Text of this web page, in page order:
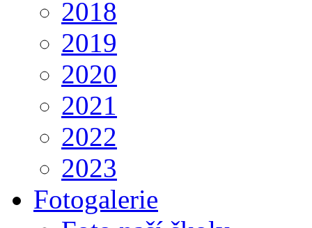
2018
2019
2020
2021
2022
2023
Fotogalerie